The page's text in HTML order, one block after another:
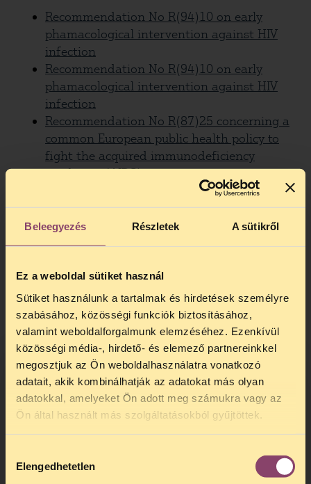
Beleegyezés Részletek A sütikről
Ez a weboldal sütiket használ
Sütiket használunk a tartalmak és hirdetések személyre
szabásához, közösségi funkciók biztosításához,
valamint weboldalforgalmunk elemzéséhez. Ezenkívül
közösségi média-, hirdető- és elemező partnereinkkel
megosztjuk az Ön weboldalhasználatra vonatkozó
adatait, akik kombinálhatják az adatokat más olyan
adatokkal, amelyeket Ön adott meg számukra vagy az
Ön által használt más szolgáltatásokból gyűjtöttek.
kiválasztása
Elengedhetetlen
Recommendation No R(94)10 on early
phamacological intervention against HIV
infection
Recommendation No R(94)10 on early
phamacological intervention against HIV
infection
Recommendation No R(87)25 concerning a
common European public health policy to
fight the acquired immunodeficiency
syndrome (AIDS)
Európai Unió
Az egészségügyi kérdések nem tartoznak
az európai közösségi politikák közé, azaz
maguk alakítják egészségpolitikájukat és az
azonban nem ismer országhatárokat, nincs
tekintettel a nemzeti, illetve közösségi
kompetenciák megoszlására, és az Európai
Unióban is az egyik legjelentősebb
közegészségügyi problémává nőtte ki
magát.
Az európai döntéshozók egyre inkább
választ igényel.
TELEFONOS JOGSEGÉLY
SZÜNET!
hogytelefonos jogsegélyünk július 27 és